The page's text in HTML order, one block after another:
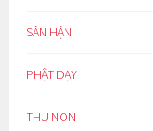
SÂN HẬN
PHẬT DẠY
THU NON